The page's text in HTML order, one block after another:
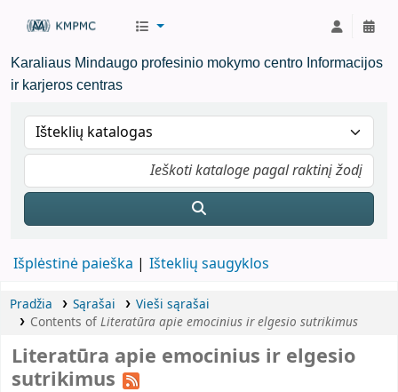
Karaliaus Mindaugo profesinio mokymo centro Informacijos
ir karjeros centras
Išplėstinė paieška Išteklių saugyklos
Pradžia Sąrašai
Vieši sąrašai
Contents of Literatūra apie emocinius ir elgesio sutrikimus
Literatūra apie emocinius ir elgesio
sutrikimus